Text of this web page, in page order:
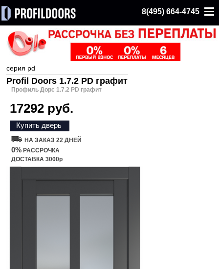
8(495) 664-4745
серия pd
Profil Doors 1.7.2 PD графит
Профиль Дорс 1.7.2 PD графит
17292 руб.
Купить дверь
НА ЗАКАЗ 22 ДНЕЙ
0% РАССРОЧКА
ДОСТАВКА 3000р